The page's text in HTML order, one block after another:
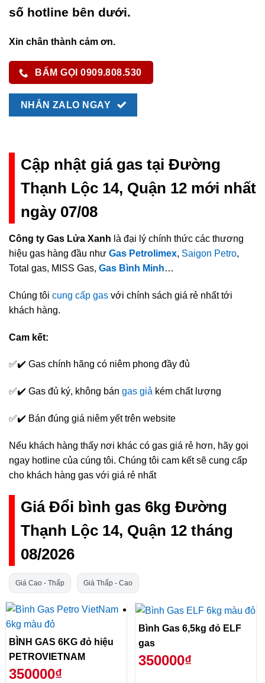
số hotline bên dưới.
Xin chân thành cảm ơn.
BẤM GỌI 0909.808.530
NHẮN ZALO NGAY
Cập nhật giá gas tại Đường
Thạnh Lộc 14, Quận 12 mới nhất
ngày 07/08
Công ty Gas Lửa Xanh là đại lý chính thức các thương
hiệu gas hàng đầu như Gas Petrolimex, Saigon Petro,
Total gas, MISS Gas, Gas Bình Minh…
Chúng tôi cung cấp gas với chính sách giá rẻ nhất tới
khách hàng.
Cam kết:
✅✔️ Gas chính hãng có niêm phong đầy đủ
✅✔️ Gas đủ ký, không bán gas giả kém chất lượng
✅✔️ Bán đúng giá niêm yết trên website
Nếu khách hàng thấy nơi khác có gas giá rẻ hơn, hãy gọi
ngay hotline của cúng tôi. Chúng tôi cam kết sẽ cung cấp
cho khách hàng gas với giá rẻ nhất
Giá Đổi bình gas 6kg Đường
Thạnh Lộc 14, Quận 12 tháng
08/2026
Giá Cao - Thấp Giá Thấp - Cao
BÌNH GAS 6KG đỏ hiệu
PETROVIETNAM
350000₫
Bình Gas 6,5kg đỏ ELF
gas
350000₫